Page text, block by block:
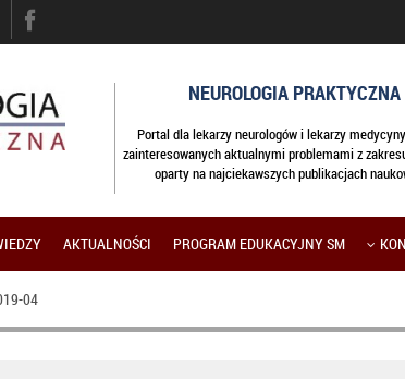
NEUROLOGIA PRAKTYCZNA
Portal dla lekarzy neurologów i lekarzy
zainteresowanych aktualnymi problemami z
oparty na najciekawszych publikacjach
AKTUALNOŚCI PROGRAM EDUKACYJNY SM
04